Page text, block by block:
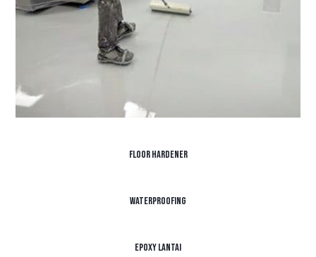
Floor Hardener
Waterproofing
Epoxy Lantai